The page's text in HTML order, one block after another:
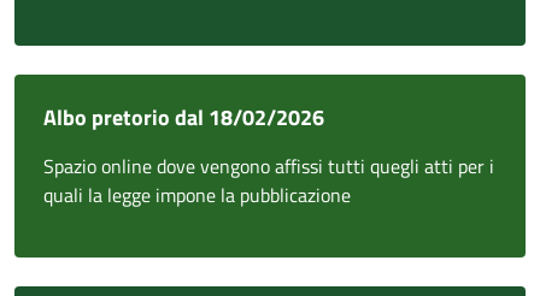
Albo pretorio dal 18/02/2026
Spazio online dove vengono affissi tutti quegli atti per i
quali la legge impone la pubblicazione